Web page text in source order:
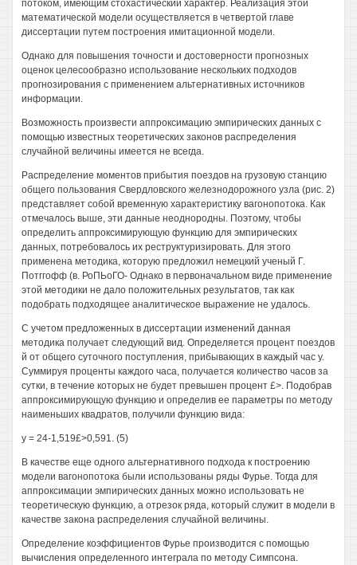
потоком, имеющим стохастический характер. Реализация этой
математической модели осуществляется в четвертой главе
диссертации путем построения имитационной модели.
Однако для повышения точности и достоверности прогнозных
оценок целесообразно использование нескольких подходов
прогнозирования с применением альтернативных источников
информации.
Возможность произвести аппроксимацию эмпирических данных с
помощью известных теоретических законов распределения
случайной величины имеется не всегда.
Распределение моментов прибытия поездов на грузовую станцию
общего пользования Свердловского железнодорожного узла (рис. 2)
представляет собой временную характеристику вагонопотока. Как
отмечалось выше, эти данные неоднородны. Поэтому, чтобы
определить аппроксимирующую функцию для эмпирических
данных, потребовалось их реструктуризировать. Для этого
применена методика, которую предложил немецкий ученый Г.
Потггофф (в. РоПЬоГО- Однако в первоначальном виде применение
этой методики не дало положительных результатов, так как
подобрать подходящее аналитическое выражение не удалось.
С учетом предложенных в диссертации изменений данная
методика получает следующий вид. Определяется процент поездов
й от общего суточного поступления, прибывающих в каждый час у.
Суммируя проценты каждого часа, получается количество часов за
сутки, в течение которых не будет превышен процент £>. Подобрав
аппроксимирующую функцию и определив ее параметры по методу
наименьших квадратов, получили функцию вида:
у = 24-1,519£>0,591. (5)
В качестве еще одного альтернативного подхода к построению
модели вагонопотока были использованы ряды Фурье. Тогда для
аппроксимации эмпирических данных можно использовать не
теоретическую функцию, а отрезок ряда, который служит в модели в
качестве закона распределения случайной величины.
Определение коэффициентов Фурье производится с помощью
вычисления определенного интеграла по методу Симпсона.